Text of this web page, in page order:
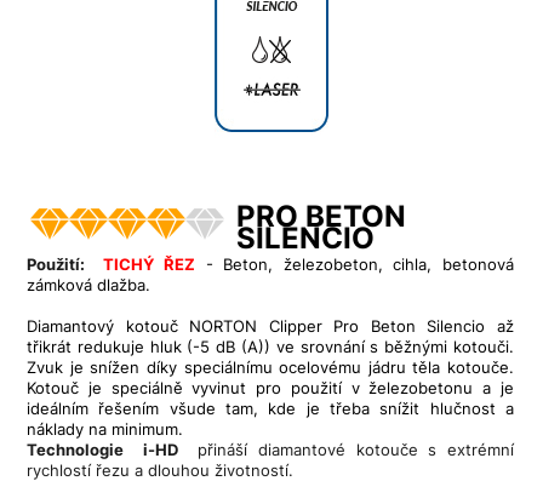
PRO BETON
SILENCIO
Použití:TICHÝ ŘEZ - Beton, železobeton, cihla, betonová
zámková dlažba.
Diamantový kotouč NORTON Clipper Pro Beton Silencio až
třikrát redukuje hluk (-5 dB (A)) ve srovnání s běžnými kotouči.
Zvuk je snížen díky speciálnímu ocelovému jádru těla kotouče.
Kotouč je speciálně vyvinut pro použití v železobetonu a je
ideálním řešením všude tam, kde je třeba snížit hlučnost a
náklady na minimum.
Technologie i-HD
přináší diamantové kotouče s extrémní
rychlostí řezu a dlouhou životností.